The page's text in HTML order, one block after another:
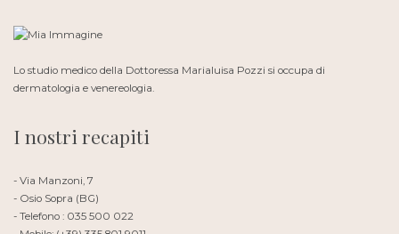
Lo studio medico della Dottoressa Marialuisa Pozzi si occupa di
dermatologia e venereologia.
I nostri recapiti
- Via Manzoni, 7
- Osio Sopra (BG)
- Telefono : 035 500 022